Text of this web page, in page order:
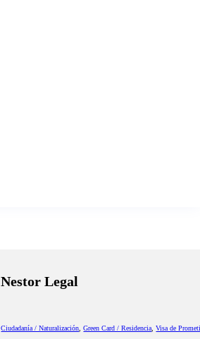
Nestor Legal
Ciudadanía / Naturalización,Green Card / Residencia,Visa de